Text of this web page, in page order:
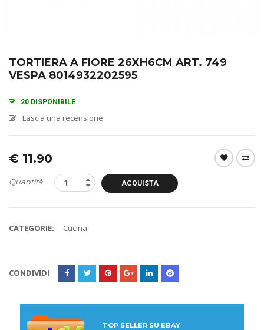
TORTIERA A FIORE 26XH6CM ART. 749
VESPA 8014932202595
20 DISPONIBILE
Lascia una recensione
€ 11.90
Quantità ACQUISTA
CATEGORIE: Cucina
CONDIVIDI
TOP SELLER SU EBAY